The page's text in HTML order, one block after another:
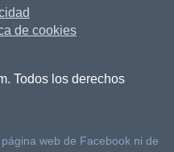
de cookies
Todos los derechos
web de Facebook ni de